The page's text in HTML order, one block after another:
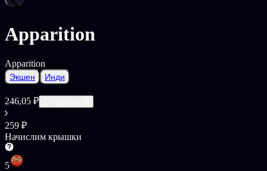
Apparition
Apparition
Экшен Инди
246,05 ₽
259 ₽
Начислим крышки
5